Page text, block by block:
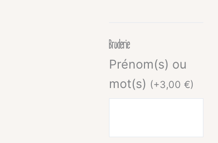
Broderie
Prénom(s) ou
mot(s) (+3,00 €)